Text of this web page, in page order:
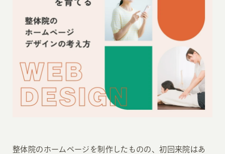
整体院のホームページを制作したものの、初回来院はあ